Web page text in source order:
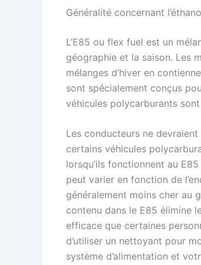
Généralité concernant
L’E85 ou flex fuel est un
géographie et la saison. Les
mélanges d’hiver en
sont spécialement conçus
véhicules polycarburants
Les conducteurs ne
certains véhicules
lorsqu’ils fonctionnent au
peut varier en fonction de
généralement moins cher au
contenu dans le E85 élimine
efficace que certaines
d’utiliser un nettoyant pour
système d’alimentation et